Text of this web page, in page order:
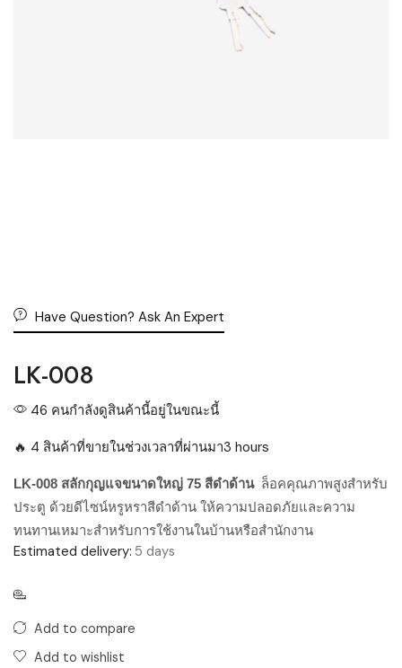
Have Question? Ask An Expert
LK-008
46 คนกำลังดูสินค้านี้อยู่ในขณะนี้
🔥 4 สินค้าที่ขายในช่วงเวลาที่ผ่านมา3 hours
LK-008 สลักกุญแจขนาดใหญ่ 75 สีดำด้านล็อคคุณภาพสูงสำหรับ
ประตู ด้วยดีไซน์หรูหราสีดำด้าน ให้ความปลอดภัยและความ
ทนทานเหมาะสำหรับการใช้งานในบ้านหรือสำนักงาน
Estimated delivery: 5 days
Add to compare
Add to wishlist